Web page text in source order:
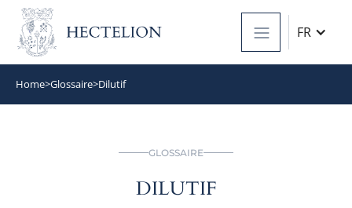
FR
Home>Glossaire>Dilutif
GLOSSAIRE
DILUTIF